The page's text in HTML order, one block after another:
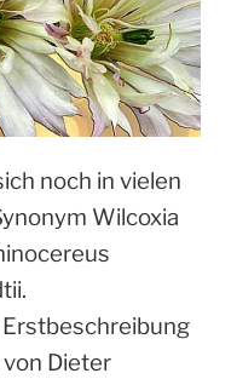
noch in vielen
Wilcoxia
Dieter